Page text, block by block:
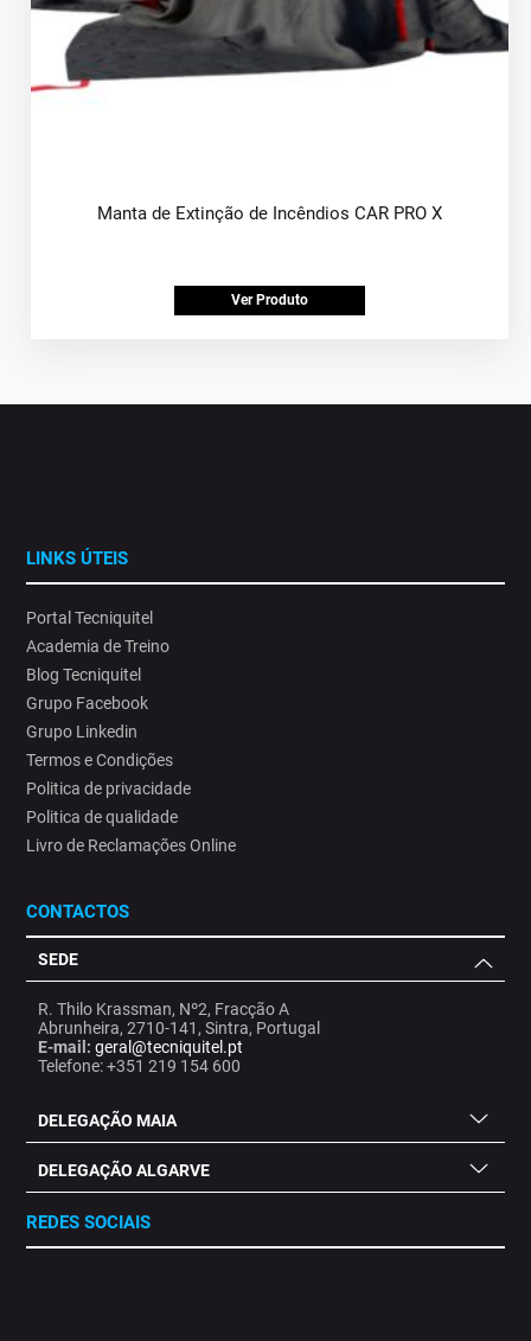
Manta de Extinção de Incêndios CAR PRO X
Ver Produto
LINKS ÚTEIS
Portal Tecniquitel
Academia de Treino
Blog Tecniquitel
Grupo Facebook
Grupo Linkedin
Termos e Condições
Politica de privacidade
Politica de qualidade
Livro de Reclamações Online
CONTACTOS
SEDE
R. Thilo Krassman, Nº2, Fracção A
Abrunheira, 2710-141, Sintra, Portugal
E-mail: geral@tecniquitel.pt
Telefone: +351 219 154 600
DELEGAÇÃO MAIA
DELEGAÇÃO ALGARVE
REDES SOCIAIS